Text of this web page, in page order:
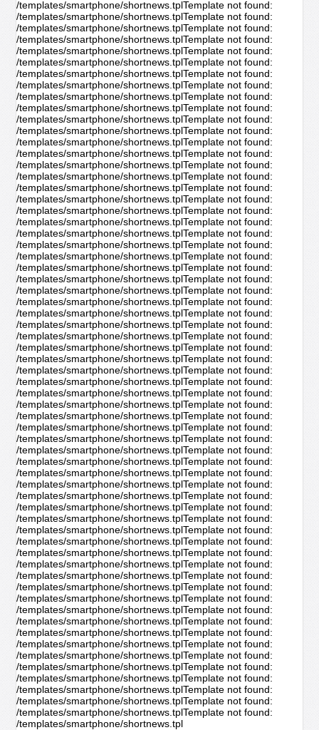
/templates/smartphone/shortnews.tplTemplate not found:
/templates/smartphone/shortnews.tplTemplate not found:
/templates/smartphone/shortnews.tplTemplate not found:
/templates/smartphone/shortnews.tplTemplate not found:
/templates/smartphone/shortnews.tplTemplate not found:
/templates/smartphone/shortnews.tplTemplate not found:
/templates/smartphone/shortnews.tplTemplate not found:
/templates/smartphone/shortnews.tplTemplate not found:
/templates/smartphone/shortnews.tplTemplate not found:
/templates/smartphone/shortnews.tplTemplate not found:
/templates/smartphone/shortnews.tplTemplate not found:
/templates/smartphone/shortnews.tplTemplate not found:
/templates/smartphone/shortnews.tplTemplate not found:
/templates/smartphone/shortnews.tplTemplate not found:
/templates/smartphone/shortnews.tplTemplate not found:
/templates/smartphone/shortnews.tplTemplate not found:
/templates/smartphone/shortnews.tplTemplate not found:
/templates/smartphone/shortnews.tplTemplate not found:
/templates/smartphone/shortnews.tplTemplate not found:
/templates/smartphone/shortnews.tplTemplate not found:
/templates/smartphone/shortnews.tplTemplate not found:
/templates/smartphone/shortnews.tplTemplate not found:
/templates/smartphone/shortnews.tplTemplate not found:
/templates/smartphone/shortnews.tplTemplate not found:
/templates/smartphone/shortnews.tplTemplate not found:
/templates/smartphone/shortnews.tplTemplate not found:
/templates/smartphone/shortnews.tplTemplate not found:
/templates/smartphone/shortnews.tplTemplate not found:
/templates/smartphone/shortnews.tplTemplate not found:
/templates/smartphone/shortnews.tplTemplate not found:
/templates/smartphone/shortnews.tplTemplate not found:
/templates/smartphone/shortnews.tplTemplate not found:
/templates/smartphone/shortnews.tplTemplate not found:
/templates/smartphone/shortnews.tplTemplate not found:
/templates/smartphone/shortnews.tplTemplate not found:
/templates/smartphone/shortnews.tplTemplate not found:
/templates/smartphone/shortnews.tplTemplate not found:
/templates/smartphone/shortnews.tplTemplate not found:
/templates/smartphone/shortnews.tplTemplate not found:
/templates/smartphone/shortnews.tplTemplate not found:
/templates/smartphone/shortnews.tplTemplate not found:
/templates/smartphone/shortnews.tplTemplate not found:
/templates/smartphone/shortnews.tplTemplate not found:
/templates/smartphone/shortnews.tplTemplate not found:
/templates/smartphone/shortnews.tplTemplate not found:
/templates/smartphone/shortnews.tplTemplate not found:
/templates/smartphone/shortnews.tplTemplate not found:
/templates/smartphone/shortnews.tplTemplate not found:
/templates/smartphone/shortnews.tplTemplate not found:
/templates/smartphone/shortnews.tplTemplate not found:
/templates/smartphone/shortnews.tplTemplate not found:
/templates/smartphone/shortnews.tplTemplate not found:
/templates/smartphone/shortnews.tplTemplate not found:
/templates/smartphone/shortnews.tplTemplate not found:
/templates/smartphone/shortnews.tplTemplate not found:
/templates/smartphone/shortnews.tplTemplate not found:
/templates/smartphone/shortnews.tplTemplate not found:
/templates/smartphone/shortnews.tplTemplate not found:
/templates/smartphone/shortnews.tplTemplate not found:
/templates/smartphone/shortnews.tplTemplate not found:
/templates/smartphone/shortnews.tplTemplate not found:
/templates/smartphone/shortnews.tplTemplate not found:
/templates/smartphone/shortnews.tplTemplate not found:
/templates/smartphone/shortnews.tpl